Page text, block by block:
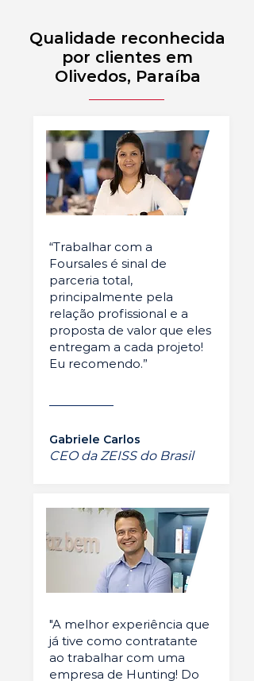
Qualidade reconhecida
por clientes em
Olivedos, Paraíba
“Trabalhar com a
Foursales é sinal de
parceria total,
principalmente pela
relação profissional e a
proposta de valor que eles
entregam a cada projeto!
Eu recomendo.”
Gabriele Carlos
CEO da ZEISS do Brasil
"A melhor experiência que
já tive como contratante
ao trabalhar com uma
empresa de Hunting! Do